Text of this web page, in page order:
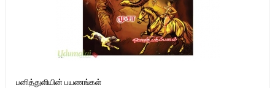
பனித்துளியின் பயணங்கள்